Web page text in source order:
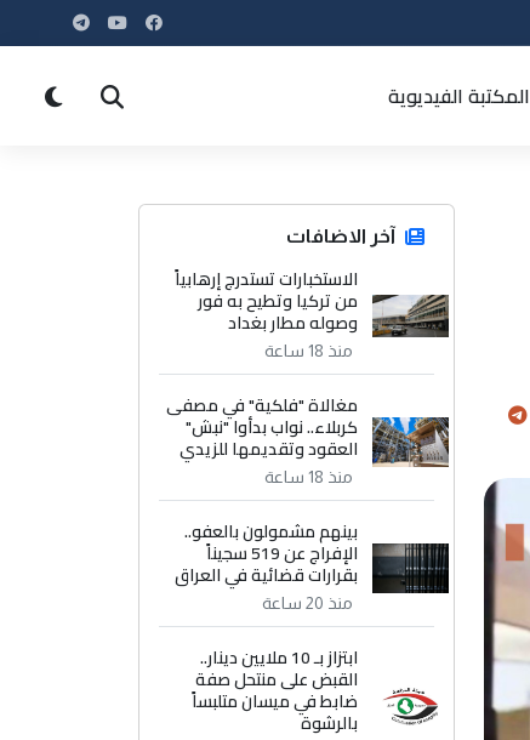
المكتبة الفيديوية
آخر الاضافات
الاستخبارات تستدرج إرهابياً
من تركيا وتطيح به فور
وصوله مطار بغداد
منذ 18 ساعة
مغالاة "فلكية" في مصفى
كربلاء.. نواب بدأوا "نبش"
العقود وتقديمها للزيدي
منذ 18 ساعة
بينهم مشمولون بالعفو..
الإفراج عن 519 سجيناً
بقرارات قضائية في العراق
منذ 20 ساعة
ابتزاز بـ 10 ملايين دينار..
القبض على منتحل صفة
ضابط في ميسان متلبساً
بالرشوة